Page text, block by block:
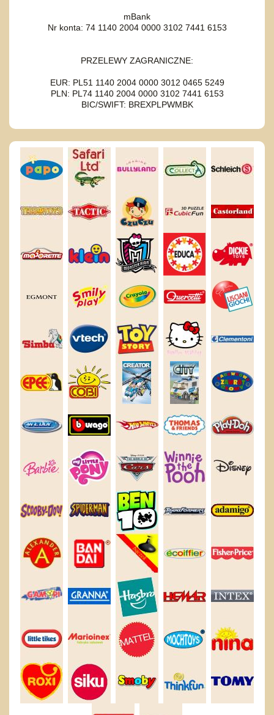
mBank
Nr konta: 74 1140 2004 0000 3102 7441 6153
PRZELEWY ZAGRANICZNE:
EUR: PL51 1140 2004 0000 3012 0465 5249
PLN: PL74 1140 2004 0000 3102 7441 6153
BIC/SWIFT: BREXPLPWMBK